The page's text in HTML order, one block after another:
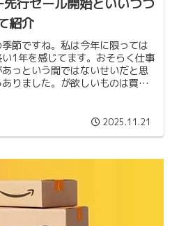
行セール開始といいつつ
紹介
節ですね。私は今年に限っては
1年を感じてます。おそらく仕事
っという間ではないせいだと思
りました。が欲しいものは買っ
2025.11.21